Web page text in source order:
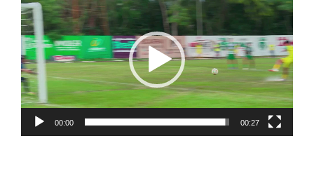
de
vídeo
00:00 00:27